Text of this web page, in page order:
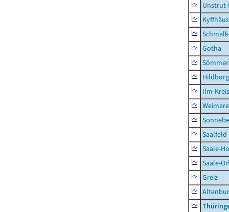
Gotha
Ilm-Kreis
Saale-
Saale-
Greiz